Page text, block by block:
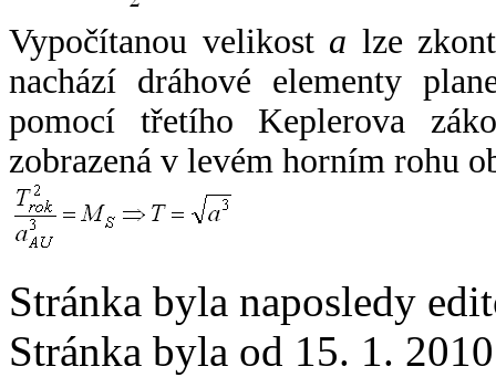
Vypočítanou velikost a lze
nachází dráhové elementy
pomocí třetího Keplerova
zobrazená v levém horním rohu
Stránka byla naposledy
Stránka byla od 15. 1.